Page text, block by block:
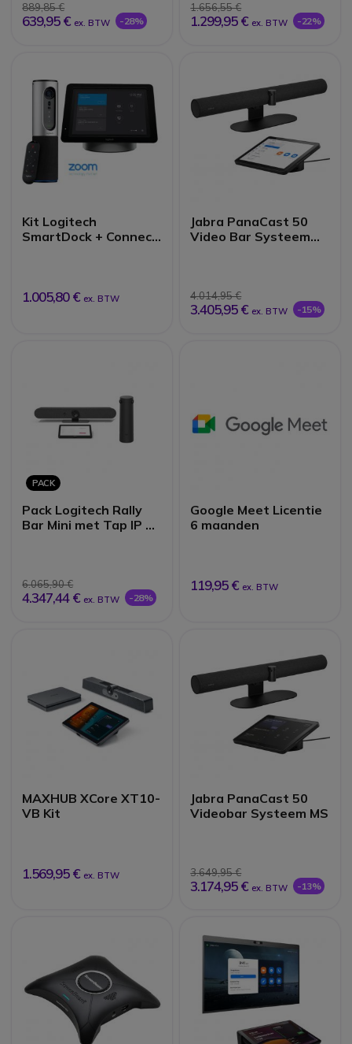
889,85 €
639,95 € ex. BTW -28%
1.656,55 €
1.299,95 € ex. BTW -22%
Kit Logitech
SmartDock + Connect
1.005,80 € ex. BTW
Jabra PanaCast 50
Video Bar Systeem
4.014,95 €
3.405,95 € ex. BTW -15%
PACK
Pack Logitech Rally
Bar Mini met Tap IP +
6.065,90 €
4.347,44 € ex. BTW -28%
Google Meet Licentie
6 maanden
119,95 € ex. BTW
MAXHUB XCore XT10-
VB Kit
1.569,95 € ex. BTW
Jabra PanaCast 50
Videobar Systeem MS
3.649,95 €
3.174,95 € ex. BTW -13%